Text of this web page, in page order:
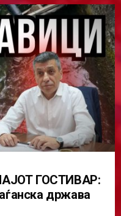
ГОСТИВАР:
држава